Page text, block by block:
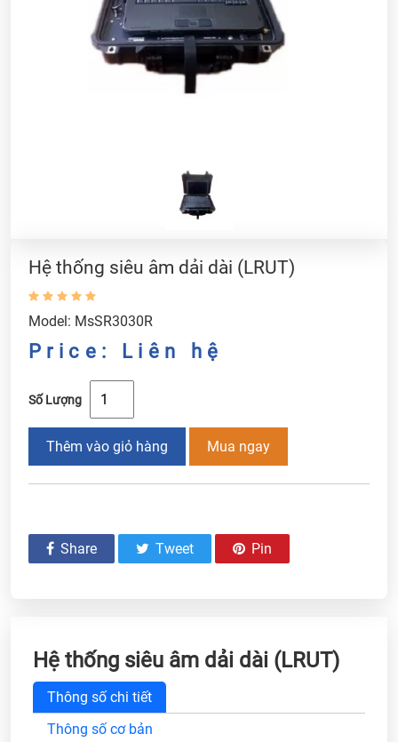
Hệ thống siêu âm dải dài (LRUT)
Model: MsSR3030R
Price: Liên hệ
Số Lượng
Thêm vào giỏ hàng Mua ngay
Share Tweet Pin
Hệ thống siêu âm dải dài (LRUT)
Thông số chi tiết
Thông số cơ bản